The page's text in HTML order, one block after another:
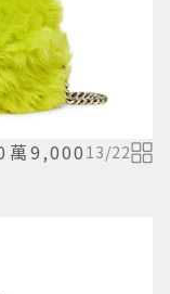
萬9,000 13/22